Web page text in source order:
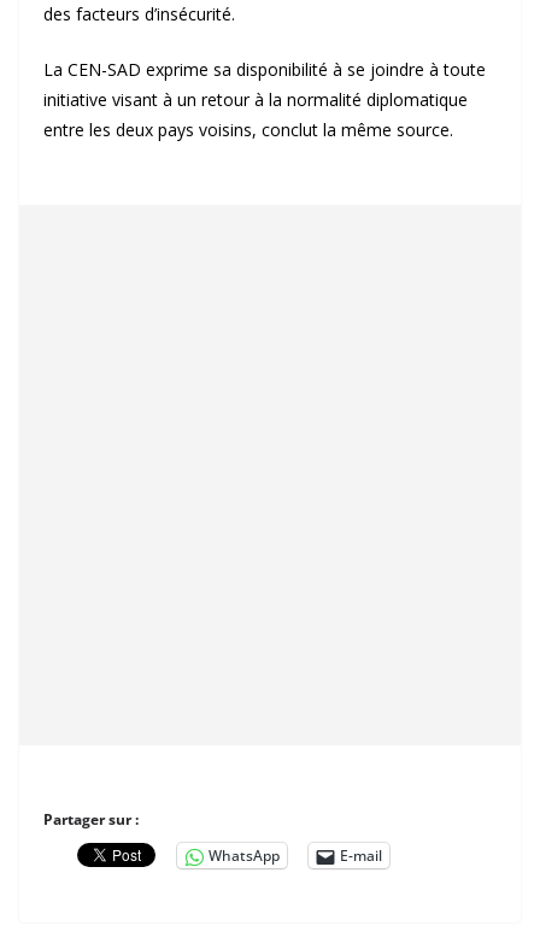
des facteurs d’insécurité.
La CEN-SAD exprime sa disponibilité à se joindre à toute
initiative visant à un retour à la normalité diplomatique
entre les deux pays voisins, conclut la même source.
Partager sur :
WhatsApp
E-mail